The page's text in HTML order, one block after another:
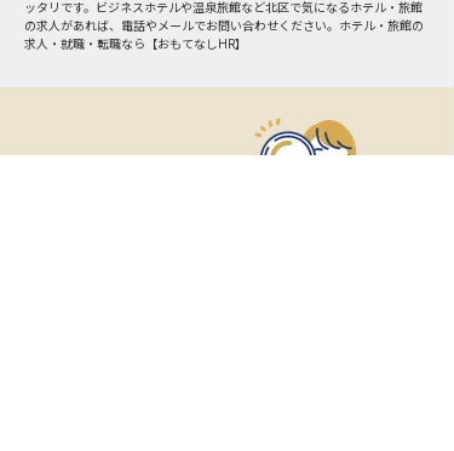
ッタリです。ビジネスホテルや温泉旅館など北区で気になるホテル・旅館
の求人があれば、電話やメールでお問い合わせください。ホテル・旅館の
求人・就職・転職なら【おもてなしHR】